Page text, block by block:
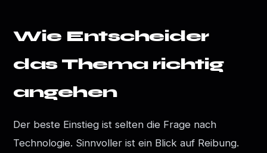
Wie Entscheider
das Thema richtig
angehen
Der beste Einstieg ist selten die Frage nach
Technologie. Sinnvoller ist ein Blick auf Reibung.